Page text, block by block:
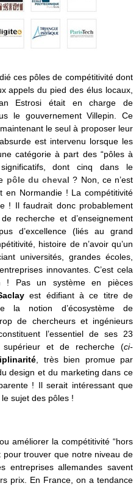
ces pôles de compétitivité dont
appels du pied des élus locaux,
Estrosi était en charge de
le gouvernement Villepin. Ce
le seul à proposer leur
est intervenu lorsque les
catégorie à part des “pôles à
dont cinq dans le
pôle du cheval? Non, ce n’est
en Normandie ! La compétitivité
! Il faudrait donc probablement
recherche et d’enseignement
d’excellence (liés au grand
histoire de n’avoir qu’un
universités, grandes écoles,
innovantes. C’est cela
! Pas un système en pièces
est édifiant à ce titre de
la notion d’écosystème de
de chercheurs et ingénieurs
l’essentiel de ses 23
supérieur et de recherche (ci-
, très bien promue par
design et du marketing dans ce
! Il serait intéressant que
sujet des pôles !
améliorer la compétitivité “hors
pour trouver que notre niveau de
entreprises allemandes savent
prix. En France, on a tendance